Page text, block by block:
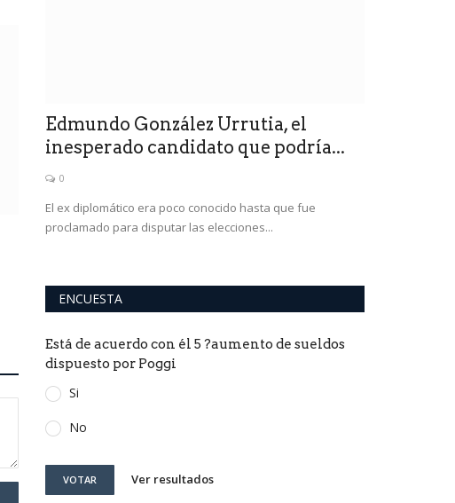
Edmundo González Urrutia, el
inesperado candidato que podría...
0
El ex diplomático era poco conocido hasta que fue
proclamado para disputar las elecciones...
ENCUESTA
Está de acuerdo con él 5 ?aumento de sueldos
dispuesto por Poggi
Si
No
VOTAR Ver resultados